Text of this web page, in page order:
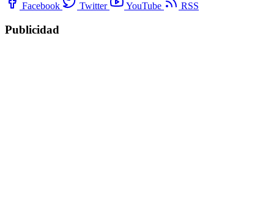
Facebook Twitter YouTube RSS
Publicidad